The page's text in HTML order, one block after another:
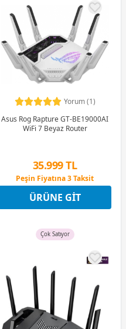
Yorum (1)
Asus Rog Rapture GT-BE19000AI
WiFi 7 Beyaz Router
35.999 TL
Peşin Fiyatına 3 Taksit
12 Ay x 4.235 TL taksitle
Peşin Fiyatına 3 Taksit
ÜRÜNE GIT
Çok Satıyor